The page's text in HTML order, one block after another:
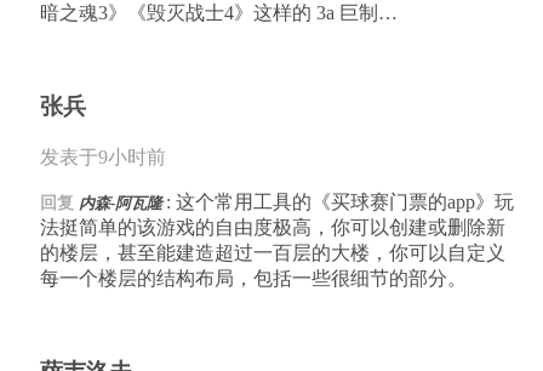
暗之魂3》《毁灭战士4》这样的 3a 巨制…
张兵
发表于9小时前
回复 内森-阿瓦隆: 这个常用工具的《买球赛门票的app》玩
法挺简单的该游戏的自由度极高，你可以创建或删除新
的楼层，甚至能建造超过一百层的大楼，你可以自定义
每一个楼层的结构布局，包括一些很细节的部分。